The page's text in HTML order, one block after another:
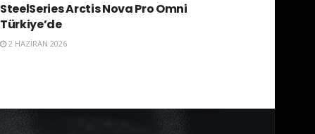
SteelSeries Arctis Nova Pro Omni
Türkiye’de
2 HAZIRAN 2026